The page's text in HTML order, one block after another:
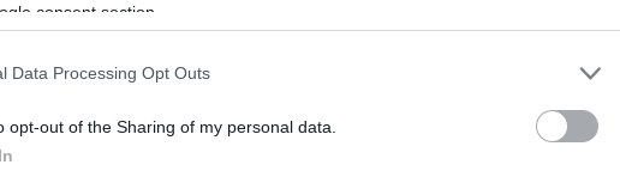
consent section.
Data Processing Opt Outs
opt-out of the Sharing of my personal data.